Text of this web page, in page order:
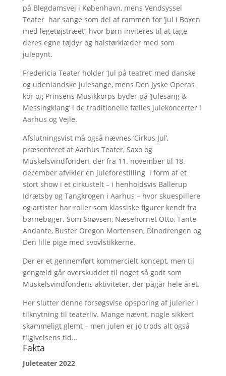
på Blegdamsvej i København, mens Vendsyssel
Teater har sange som del af rammen for ’Jul i Boxen
med legetøjstræet’, hvor børn inviteres til at tage
deres egne tøjdyr og halstørklæder med som
julepynt.
Fredericia Teater holder ’Jul på teatret’ med danske
og udenlandske julesange, mens Den Jyske Operas
kor og Prinsens Musikkorps byder på ’Julesang &
Messingklang’ i de traditionelle fælles julekoncerter i
Aarhus og Vejle.
Afslutningsvist må også nævnes ’Cirkus Jul’,
præsenteret af Aarhus Teater, Saxo og
Muskelsvindfonden, der fra 11. november til 18.
december afvikler en juleforestilling i form af et
stort show i et cirkustelt – i henholdsvis Ballerup
Idrætsby og Tangkrogen i Aarhus – hvor skuespillere
og artister har roller som klassiske figurer kendt fra
børnebøger. Som Snøvsen, Næsehornet Otto, Tante
Andante, Buster Oregon Mortensen, Dinodrengen og
Den lille pige med svovlstikkerne.
Der er et gennemført kommercielt koncept, men til
gengæld går overskuddet til noget så godt som
Muskelsvindfondens aktiviteter, der pågår hele året.
Her slutter denne forsøgsvise opsporing af julerier i
tilknytning til teaterliv. Mange nævnt, nogle sikkert
skammeligt glemt – men julen er jo trods alt også
tilgivelsens tid…
Fakta
Juleteater 2022